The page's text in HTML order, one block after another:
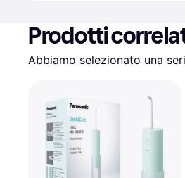
Prodotti
Abbiamo selezionato una